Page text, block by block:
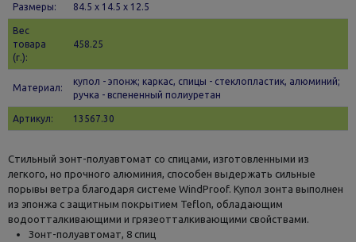
Размеры: 84.5 х 14.5 x 12.5
Вес
товара
(г.):
458.25
Материал:
купол - эпонж; каркас, спицы - стеклопластик, алюминий;
ручка - вспененный полиуретан
Артикул: 13567.30
Стильный зонт-полуавтомат со спицами, изготовленными из
легкого, но прочного алюминия, способен выдержать сильные
порывы ветра благодаря системе WindProof. Купол зонта выполнен
из эпонжа с защитным покрытием Teflon, обладающим
водоотталкивающими и грязеотталкивающими свойствами.
Зонт-полуавтомат, 8 спиц